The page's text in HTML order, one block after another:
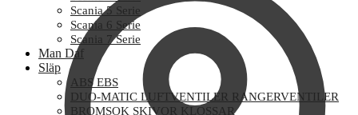
Scania 5 Serie
Scania 6 Serie
Scania 7 Serie
Man Daf
Släp
ABS EBS
DUO-MATIC LUFTVENTILER RANGERVENTILER
BROMSOK SKIVOR KLOSSAR